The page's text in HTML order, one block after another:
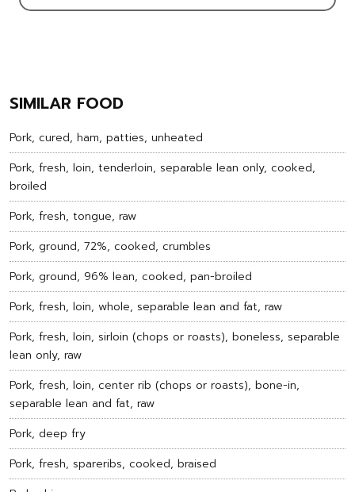
SIMILAR FOOD
Pork, cured, ham, patties, unheated
Pork, fresh, loin, tenderloin, separable lean only, cooked,
broiled
Pork, fresh, tongue, raw
Pork, ground, 72%, cooked, crumbles
Pork, ground, 96% lean, cooked, pan-broiled
Pork, fresh, loin, whole, separable lean and fat, raw
Pork, fresh, loin, sirloin (chops or roasts), boneless, separable
lean only, raw
Pork, fresh, loin, center rib (chops or roasts), bone-in,
separable lean and fat, raw
Pork, deep fry
Pork, fresh, spareribs, cooked, braised